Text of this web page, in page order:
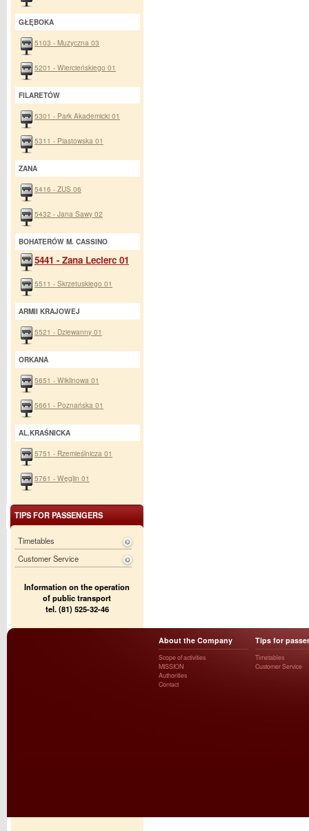
GŁĘBOKA
5103 - Muzyczna 03
5201 - Wiercieńskiego 01
FILARETÓW
5301 - Park Akademicki 01
5311 - Piastowska 01
ZANA
5416 - ZUS 06
5432 - Jana Sawy 02
BOHATERÓW M. CASSINO
5441 - Zana Leclerc 01
5511 - Skrzetuskiego 01
ARMII KRAJOWEJ
5521 - Dziewanny 01
ORKANA
5651 - Wiklinowa 01
5661 - Poznańska 01
AL.KRAŚNICKA
5751 - Rzemieślnicza 01
5761 - Węglin 01
TIPS FOR PASSENGERS
Timetables
Customer Service
Information on the operation
of public transport
tel. (81) 525-32-46
About the Company
Scope of activities
MISSION
Authorities
Contact
Tips for
Timetables
Customer Service